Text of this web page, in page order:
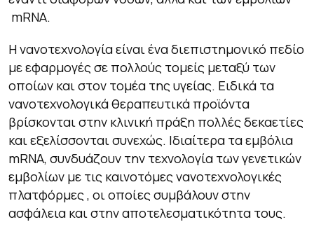
mRNA.
Η νανοτεχνολογία είναι ένα διεπιστημονικό πεδίο
με εφαρμογές σε πολλούς τομείς μεταξύ των
οποίων και στον τομέα της υγείας. Ειδικά τα
νανοτεχνολογικά θεραπευτικά προϊόντα
βρίσκονται στην κλινική πράξη πολλές δεκαετίες
και εξελίσσονται συνεχώς. Ιδιαίτερα τα εμβόλια
mRNA, συνδυάζουν την τεχνολογία των γενετικών
εμβολίων με τις καινοτόμες νανοτεχνολογικές
πλατφόρμες , οι οποίες συμβάλουν στην
ασφάλεια και στην αποτελεσματικότητα τους.